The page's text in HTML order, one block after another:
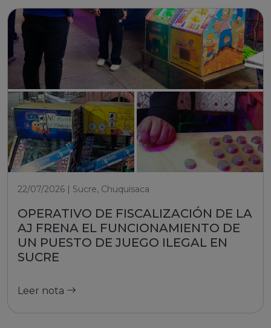
22/07/2026 | Sucre, Chuquisaca
OPERATIVO DE FISCALIZACIÓN DE LA
AJ FRENA EL FUNCIONAMIENTO DE
UN PUESTO DE JUEGO ILEGAL EN
SUCRE
Leer nota